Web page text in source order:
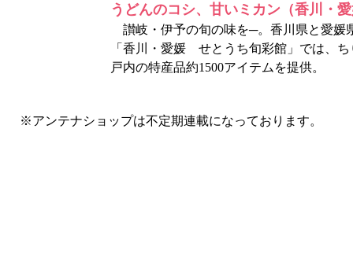
うどんのコシ、甘いミカン（香川・
讃岐・伊予の旬の味を─。香川県と愛媛
「香川・愛媛 せとうち旬彩館」では、
戸内の特産品約1500アイテムを提供。
※アンテナショップは不定期連載になっております。